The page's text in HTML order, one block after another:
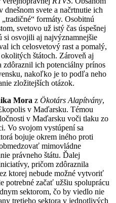
svete a načrtnutie ich
formáty. Osobitnú
svetovo už istý čas úspešnej
si osvojili aj najvýznamnejšie
ich celosvetový rast a pomalý,
štátoch. Zároveň aj
zdôraznil ich potenciálny prínos
nakoľko je to podľa neho
zložitejších otázok.
Mora z Ökotárs Alapítvány,
v Maďarsku. Témou
v Maďarsku voči tlaku zo
Vo svojom vystúpení sa
bojuje okrem iného proti
mimovládne
právneho štátu. Ďalej
pričom zdôraznila
ktorej nebude možné vytvoriť
potrebné začať užšiu spoluprácu
sektorom, čo by viedlo nie
tretieho sektora v jednotlivých